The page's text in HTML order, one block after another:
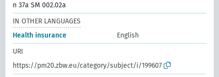
n 37a SM 002.02a
IN OTHER LANGUAGES
Health insurance
English
URI
https://pm20.zbw.eu/category/subject/i/199607